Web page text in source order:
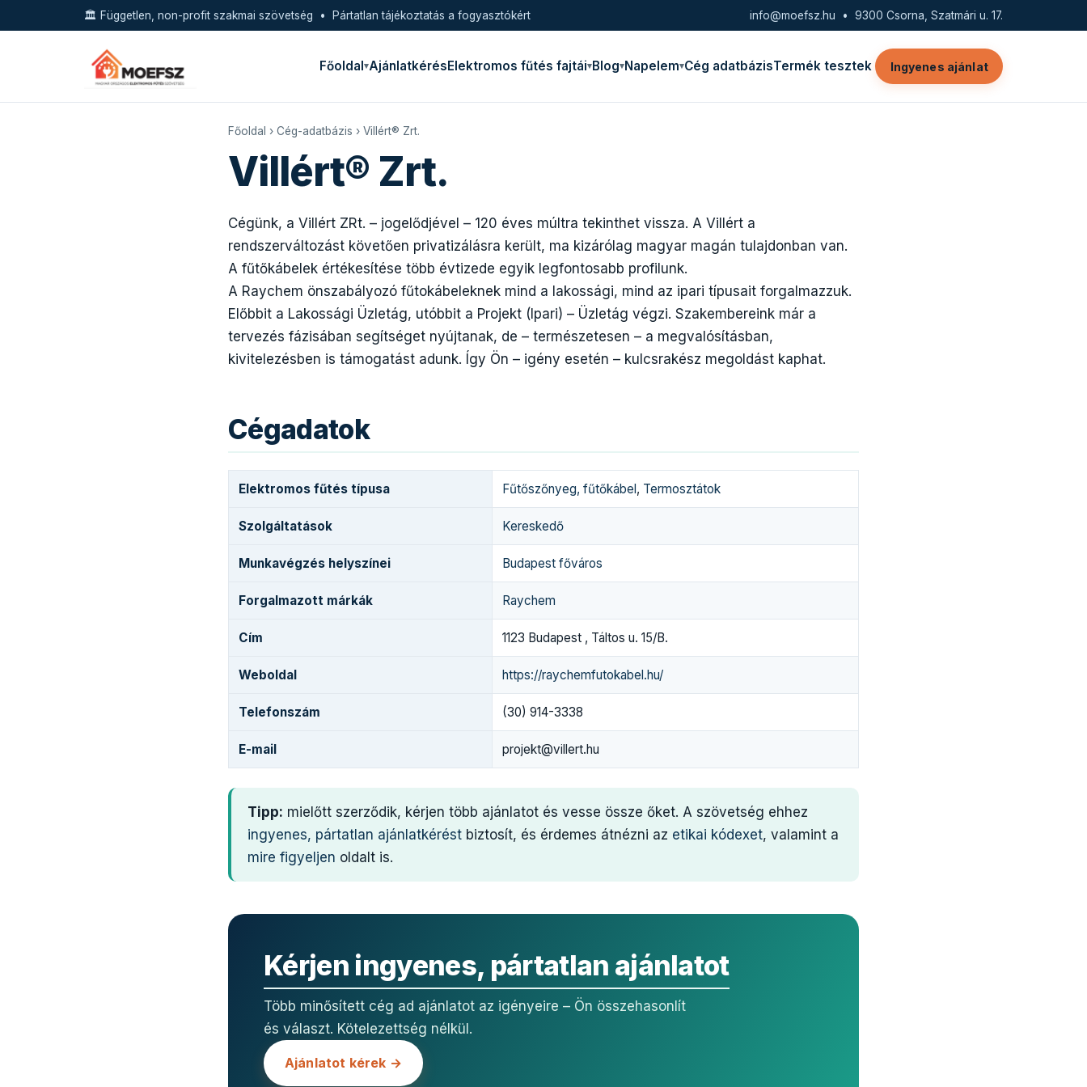
🏛️ Független, non-profit szakmai szövetség • Pártatlan tájékoztatás a fogyasztókért info@moefsz.hu • 9300 Csorna, Szatmári u. 17.
Főoldal AjánlatkérésElektromos fűtés fajtái Blog Napelem Cég adatbázisTermék tesztek Ingyenes ajánlat
Főoldal › Cég-adatbázis › Villért® Zrt.
Villért® Zrt.
Cégünk, a Villért ZRt. – jogelődjével – 120 éves múltra tekinthet vissza. A Villért a
rendszerváltozást követően privatizálásra került, ma kizárólag magyar magán tulajdonban van.
A fűtőkábelek értékesítése több évtizede egyik legfontosabb profilunk.
A Raychem önszabályozó fűtokábeleknek mind a lakossági, mind az ipari típusait forgalmazzuk.
Előbbit a Lakossági Üzletág, utóbbit a Projekt (Ipari) – Üzletág végzi. Szakembereink már a
tervezés fázisában segítséget nyújtanak, de – természetesen – a megvalósításban,
kivitelezésben is támogatást adunk. Így Ön – igény esetén – kulcsrakész megoldást kaphat.
Cégadatok
Elektromos fűtés típusa Fűtőszőnyeg, fűtőkábel , Termosztátok
Szolgáltatások Kereskedő
Munkavégzés helyszínei Budapest főváros
Forgalmazott márkák Raychem
Cím 1123 Budapest , Táltos u. 15/B.
Weboldal https://raychemfutokabel.hu/
Telefonszám (30) 914-3338
E-mail projekt@villert.hu
Tipp: mielőtt szerződik, kérjen több ajánlatot és vesse össze őket. A szövetség ehhez
ingyenes, pártatlan ajánlatkérést biztosít, és érdemes átnézni az etikai kódexet, valamint a
mire figyeljen oldalt is.
Kérjen ingyenes, pártatlan ajánlatot
Több minősített cég ad ajánlatot az igényeire – Ön összehasonlít
és választ. Kötelezettség nélkül.
Ajánlatot kérek →